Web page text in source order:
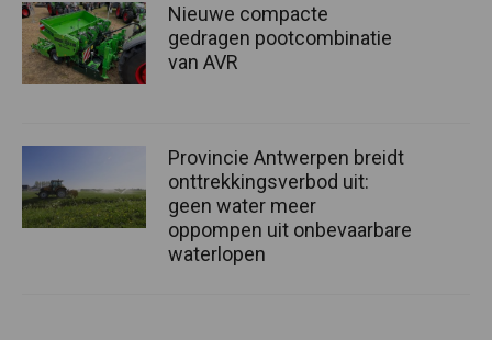
Nieuwe compacte
gedragen pootcombinatie
van AVR
Provincie Antwerpen breidt
onttrekkingsverbod uit:
geen water meer
oppompen uit onbevaarbare
waterlopen